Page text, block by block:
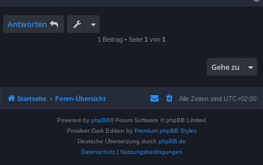
Antworten
1 Beitrag • Seite 1 von 1
Gehe zu
Startseite Foren-Übersicht Alle Zeiten sind UTC+02:00
Powered by phpBB® Forum Software © phpBB Limited
Prosilver Dark Edition by Premium phpBB Styles
Deutsche Übersetzung durch phpBB.de
Datenschutz| Nutzungsbedingungen